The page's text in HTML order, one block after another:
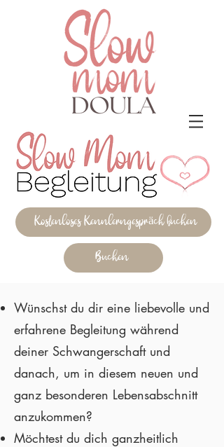
Kostenloses Kennlerngespräch buchen
Buchen
Wünschst du dir eine liebevolle und
erfahrene Begleitung während
deiner Schwangerschaft und
danach, um in diesem neuen und
ganz besonderen Lebensabschnitt
anzukommen?
Möchtest du dich ganzheitlich